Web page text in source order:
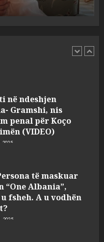
e UKT akuzon
pajustifikuar
Gramshi, nis
penal për Koço
(VIDEO)
2025
“One Albania”,
fsheh. A u vodhën